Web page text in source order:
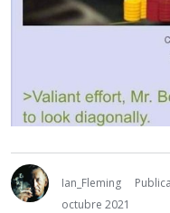
Ian_Fleming
octubre 2021